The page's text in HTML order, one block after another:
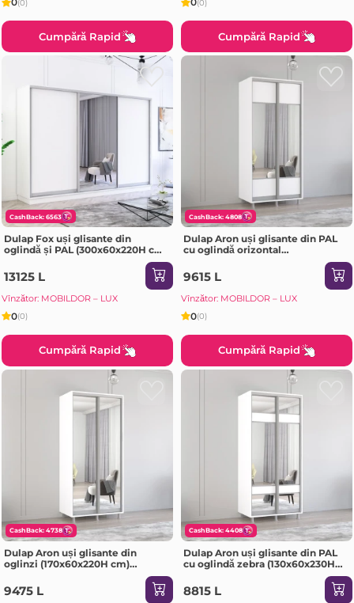
(0)
Cumpără Rapid
(0)
Cumpără Rapid
CashBack: 6563
Dulap Fox uși glisante din
oglindă și PAL (300x60x220H cm)
13125 L
Vînzător: MOBILDOR – LUX
0(0)
Cumpără Rapid
CashBack: 4808
Dulap Aron uși glisante din PAL
cu oglindă orizontal
(190x60x210H cm) Alb Brilliant
9615 L
Vînzător: MOBILDOR – LUX
0(0)
Cumpără Rapid
CashBack: 4738
Dulap Aron uși glisante din
oglinzi (170x60x220H cm)
9475 L
CashBack: 4408
Dulap Aron uși glisante din PAL
cu oglindă zebra (130x60x230H
8815 L